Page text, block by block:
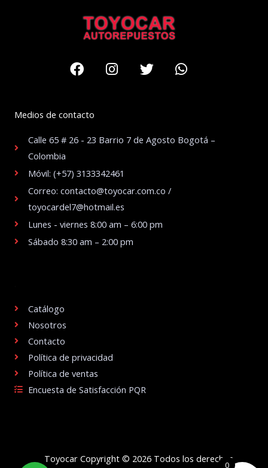
FacebookInstagram
TwitterWhatsapp
Medios de contacto
Calle 65 # 26 - 23 Barrio 7 de Agosto Bogotá –
Colombia
Móvil: (+57) 3133342461
Correo: contacto@toyocar.com.co /
toyocardel7@hotmail.es
Lunes - viernes 8:00 am – 6:00 pm
Sábado 8:30 am – 2:00 pm
Catálogo
Nosotros
Contacto
Política de privacidad
Política de ventas
Encuesta de Satisfacción PQR
Toyocar Copyright © 2026 Todos los derechos
0